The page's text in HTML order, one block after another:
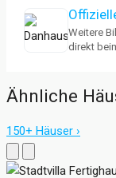
Weitere
direkt
Ähnliche
150+ Häuser ›